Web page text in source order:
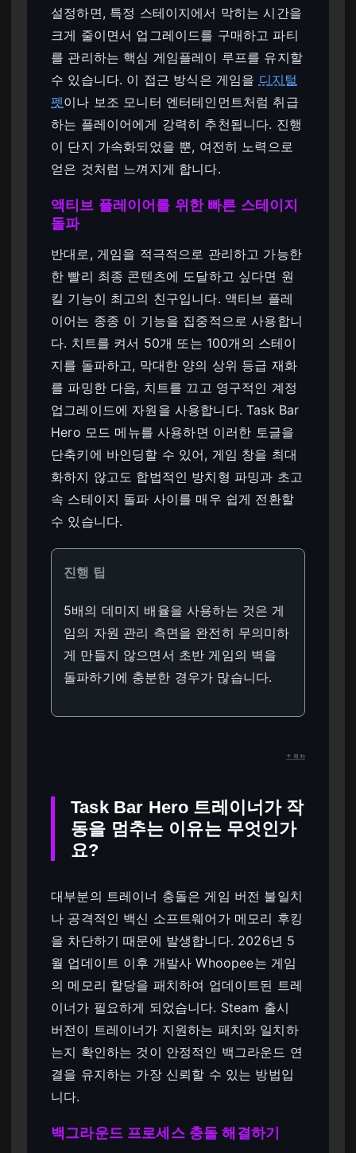
설정하면, 특정 스테이지에서 막히는 시간을
크게 줄이면서 업그레이드를 구매하고 파티
를 관리하는 핵심 게임플레이 루프를 유지할
수 있습니다. 이 접근 방식은 게임을 디지털
펫이나 보조 모니터 엔터테인먼트처럼 취급
하는 플레이어에게 강력히 추천됩니다. 진행
이 단지 가속화되었을 뿐, 여전히 노력으로
얻은 것처럼 느껴지게 합니다.
액티브 플레이어를 위한 빠른 스테이지
돌파
반대로, 게임을 적극적으로 관리하고 가능한
한 빨리 최종 콘텐츠에 도달하고 싶다면 원
킬 기능이 최고의 친구입니다. 액티브 플레
이어는 종종 이 기능을 집중적으로 사용합니
다. 치트를 켜서 50개 또는 100개의 스테이
지를 돌파하고, 막대한 양의 상위 등급 재화
를 파밍한 다음, 치트를 끄고 영구적인 계정
업그레이드에 자원을 사용합니다. Task Bar
Hero 모드 메뉴를 사용하면 이러한 토글을
단축키에 바인딩할 수 있어, 게임 창을 최대
화하지 않고도 합법적인 방치형 파밍과 초고
속 스테이지 돌파 사이를 매우 쉽게 전환할
수 있습니다.
진행 팁
5배의 데미지 배율을 사용하는 것은 게
임의 자원 관리 측면을 완전히 무의미하
게 만들지 않으면서 초반 게임의 벽을
돌파하기에 충분한 경우가 많습니다.
↑ 목차
Task Bar Hero 트레이너가 작
동을 멈추는 이유는 무엇인가
요?
대부분의 트레이너 충돌은 게임 버전 불일치
나 공격적인 백신 소프트웨어가 메모리 후킹
을 차단하기 때문에 발생합니다. 2026년 5
월 업데이트 이후 개발사 Whoopee는 게임
의 메모리 할당을 패치하여 업데이트된 트레
이너가 필요하게 되었습니다. Steam 출시
버전이 트레이너가 지원하는 패치와 일치하
는지 확인하는 것이 안정적인 백그라운드 연
결을 유지하는 가장 신뢰할 수 있는 방법입
니다.
백그라운드 프로세스 충돌 해결하기